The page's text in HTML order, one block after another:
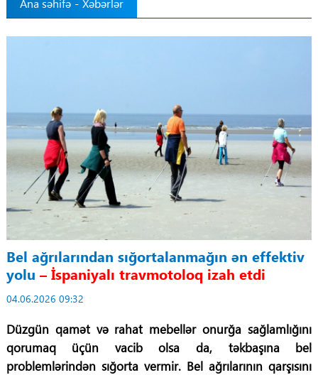
Ana səhifə - Xəbərlər
Bel ağrılarından sığortalanmağın ən effektiv
yolu – İspaniyalı travmotoloq izah etdi
04.06.2026 09:32
Düzgün qamət və rahat mebellər onurğa sağlamlığını
qorumaq üçün vacib olsa da, təkbaşına bel
problemlərindən sığorta vermir. Bel ağrılarının qarşısını
Gündəm
Tibbi maarifləndirmə
Mühüm hadisələr
COVID-19
ÜST